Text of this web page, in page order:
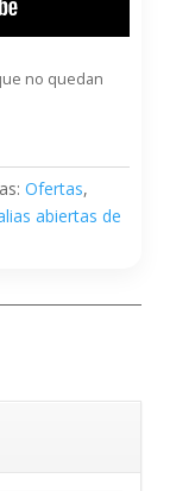
no quedan
Ofertas,
abiertas de